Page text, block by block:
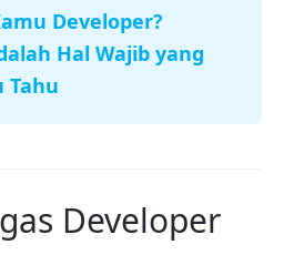
Developer?
Hal Wajib yang
Tahu
Developer